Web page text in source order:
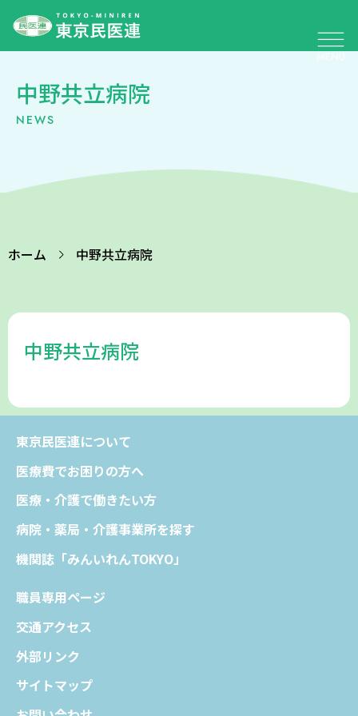
中野共立病院
NEWS
ホーム 中野共立病院
中野共立病院
東京民医連について
医療費でお困りの方へ
医療・介護で働きたい方
病院・薬局・介護事業所を探す
機関誌「みんいれんTOKYO」
職員専用ページ
交通アクセス
外部リンク
サイトマップ